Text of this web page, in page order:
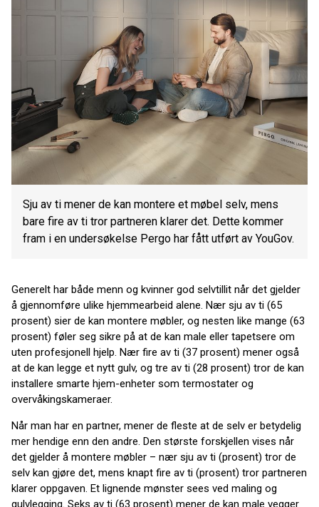
Sju av ti mener de kan montere et møbel selv, mens
bare fire av ti tror partneren klarer det. Dette kommer
fram i en undersøkelse Pergo har fått utført av YouGov.
Generelt har både menn og kvinner god selvtillit når det gjelder
å gjennomføre ulike hjemmearbeid alene. Nær sju av ti (65
prosent) sier de kan montere møbler, og nesten like mange (63
prosent) føler seg sikre på at de kan male eller tapetsere om
uten profesjonell hjelp. Nær fire av ti (37 prosent) mener også
at de kan legge et nytt gulv, og tre av ti (28 prosent) tror de kan
installere smarte hjem-enheter som termostater og
overvåkingskameraer.
Når man har en partner, mener de fleste at de selv er betydelig
mer hendige enn den andre. Den største forskjellen vises når
det gjelder å montere møbler – nær sju av ti (prosent) tror de
selv kan gjøre det, mens knapt fire av ti (prosent) tror partneren
klarer oppgaven. Et lignende mønster sees ved maling og
gulvlegging. Seks av ti (63 prosent) mener de kan male vegger